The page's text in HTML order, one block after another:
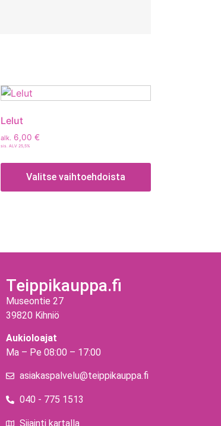
Lelut
alk. 6,00 €
sis. ALV 25,5%
Valitse vaihtoehdoista
Teippikauppa.fi
Museontie 27
39820 Kihniö
Aukioloajat
Ma – Pe 08:00 – 17:00
asiakaspalvelu@teippikauppa.fi
040 - 775 1513
Sijainti kartalla